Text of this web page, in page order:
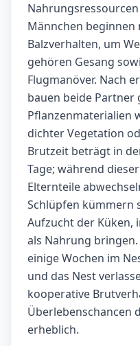
Männchen beginnen
Balzverhalten, um
gehören Gesang
Flugmanöver. Nach
bauen beide Partner
Pflanzenmaterialien
dichter Vegetation
Brutzeit beträgt in
Tage; während
Elternteile
Schlüpfen kümmern
Aufzucht der Küken,
als Nahrung
einige Wochen im
und das Nest
kooperative
Überlebenschancen
erheblich.